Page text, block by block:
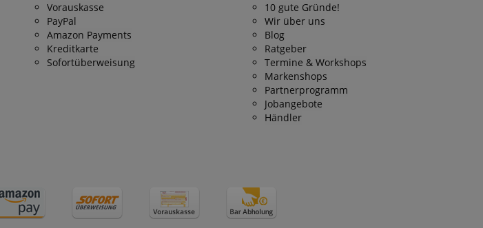
Vorauskasse
PayPal
Amazon Payments
Kreditkarte
Sofortüberweisung
10 gute Gründe!
Wir über uns
Blog
Ratgeber
Termine & Workshops
Markenshops
Partnerprogramm
Jobangebote
Händler